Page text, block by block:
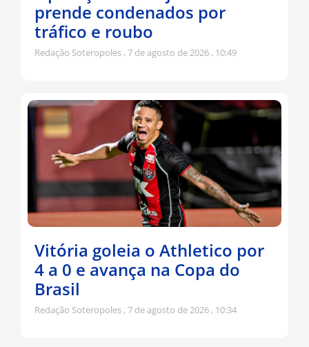
prende condenados por
tráfico e roubo
Redação Soteropoles 7 de agosto de 2026 10:49
Vitória goleia o Athletico por
4 a 0 e avança na Copa do
Brasil
Redação Soteropoles 7 de agosto de 2026 10:34